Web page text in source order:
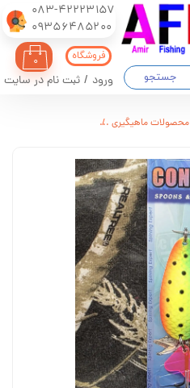
083-42223157
​​​​​​​09356485200
جستجو
۰
ورود / ثبت نام در سایت
فروشگاه
محصولات ماهیگیری